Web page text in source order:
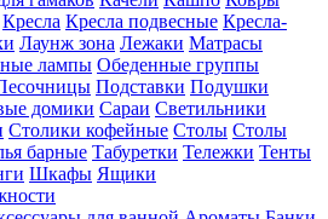
Кресла Кресла подвесные Кресла-
Лаунж зона Лежаки Матрасы
лампы Обеденные группы
Подставки Подушки
домики Сараи Светильники
Столики кофейные Столы Столы
барные Табуретки Тележки Тенты
Шкафы Ящики